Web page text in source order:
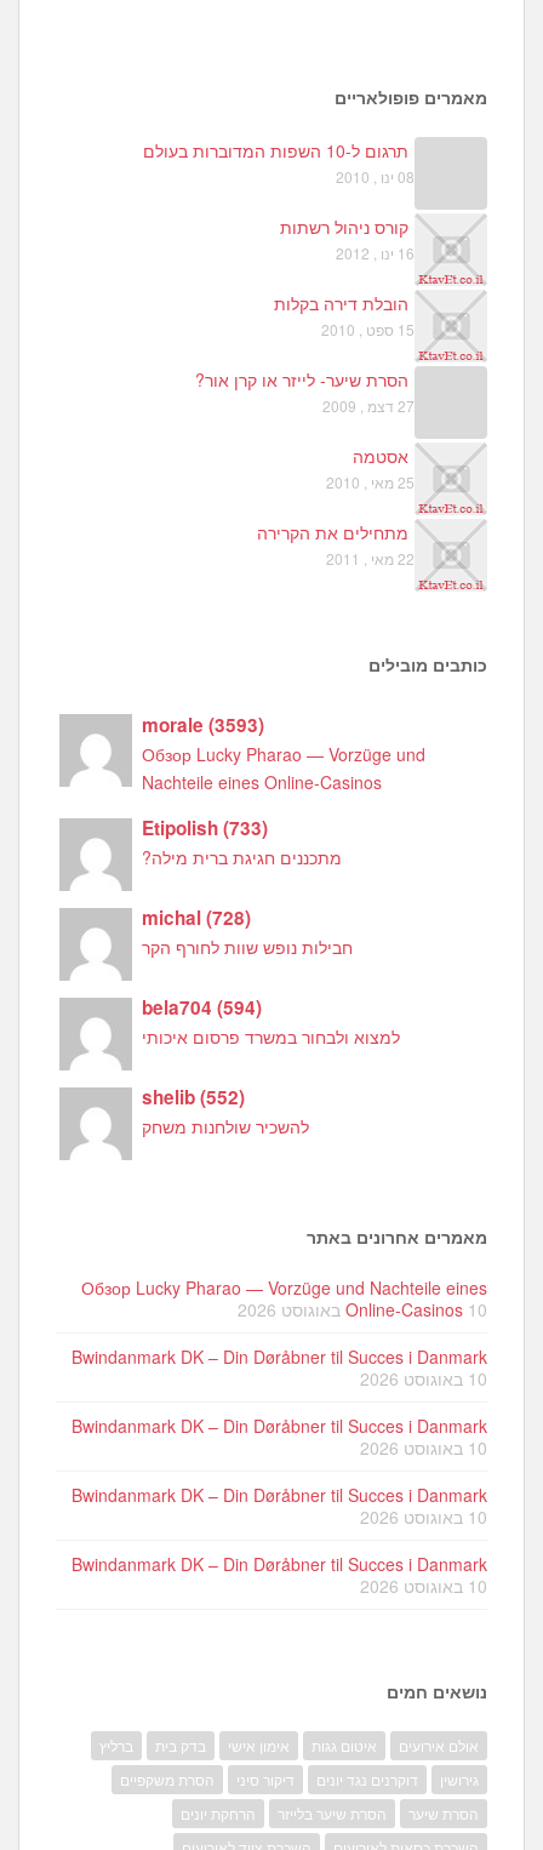
3
מאמרים פופולאריים
תרגום ל-10 השפות המדוברות בעולם
08 ינו , 2010
קורס ניהול רשתות
16 ינו , 2012
הובלת דירה בקלות
15 ספט , 2010
הסרת שיער- לייזר או קרן אור?
27 דצמ , 2009
אסטמה
25 מאי , 2010
מתחילים את הקרירה
22 מאי , 2011
כותבים מובילים
morale(3593)
Обзор Lucky Pharao — Vorzüge und
Nachteile eines Online-Casinos
Etipolish(733)
מתכננים חגיגת ברית מילה?
michal(728)
חבילות נופש שוות לחורף הקר
bela704(594)
למצוא ולבחור במשרד פרסום איכותי
shelib(552)
להשכיר שולחנות משחק
מאמרים אחרונים באתר
Обзор Lucky Pharao — Vorzüge und Nachteile eines
Online-Casinos 10 באוגוסט 2026
Bwindanmark DK – Din Døråbner til Succes i Danmark
10 באוגוסט 2026
Bwindanmark DK – Din Døråbner til Succes i Danmark
10 באוגוסט 2026
Bwindanmark DK – Din Døråbner til Succes i Danmark
10 באוגוסט 2026
Bwindanmark DK – Din Døråbner til Succes i Danmark
10 באוגוסט 2026
נושאים חמים
אולם אירועים איטום גגות אימון אישי בדק בית
ברליץ
גירושין
דוקרנים נגד יונים דיקור סיני
הסרת משקפיים
הסרת שיער
הסרת שיער בלייזר
הרחקת יונים